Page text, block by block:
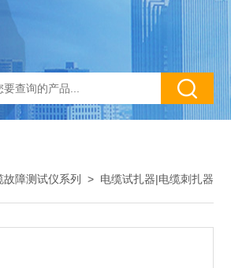
故障测试仪系列 > 电缆试扎器|电缆刺扎器